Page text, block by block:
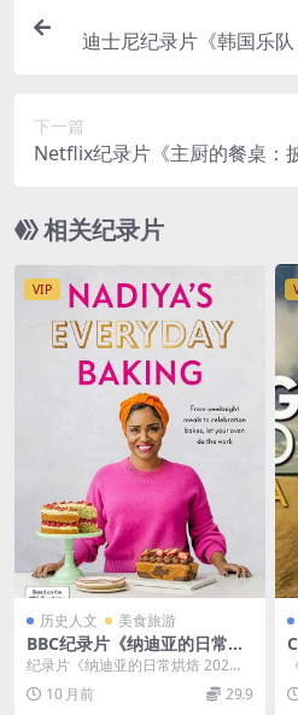
迪士尼纪录片《韩国乐
下一篇
Netflix纪录片《主厨的餐桌：
P4/7.48G 披萨美食
相关纪录片
VIP
历史人文 美食旅游
BBC纪录片《纳迪亚的日常烘
焙 Nadiya’s Everyday Bakin
g 2022》全6集 英语中英双字
1080P/MKV/6.32G 烘焙美食
纪录片《纳迪亚的日常烘焙 202
2》：无压力烘焙指南，让烤箱里的
香气温暖日常 B...
10 月前 29.9